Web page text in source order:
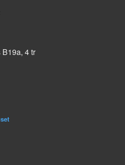
4 tr